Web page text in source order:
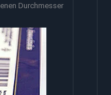
Durchmesser